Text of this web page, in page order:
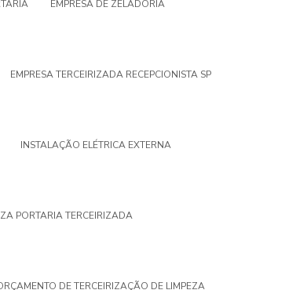
EMPRESA DE ZELADORIA
EMPRESA TERCEIRIZADA RECEPCIONISTA SP
INSTALAÇÃO ELÉTRICA EXTERNA
PORTARIA TERCEIRIZADA
DE TERCEIRIZAÇÃO DE LIMPEZA